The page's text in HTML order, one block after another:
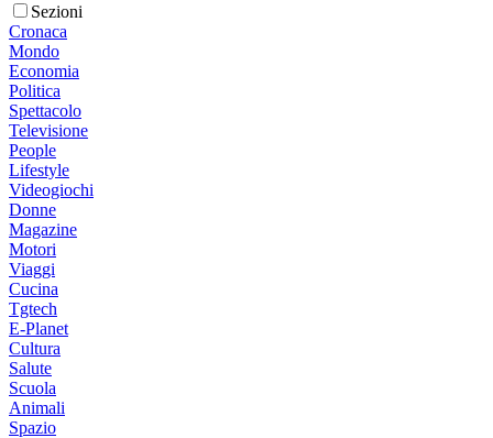
Sezioni
Cronaca
Mondo
Economia
Politica
Spettacolo
Televisione
People
Lifestyle
Videogiochi
Donne
Magazine
Motori
Viaggi
Cucina
Tgtech
E-Planet
Cultura
Salute
Scuola
Animali
Spazio